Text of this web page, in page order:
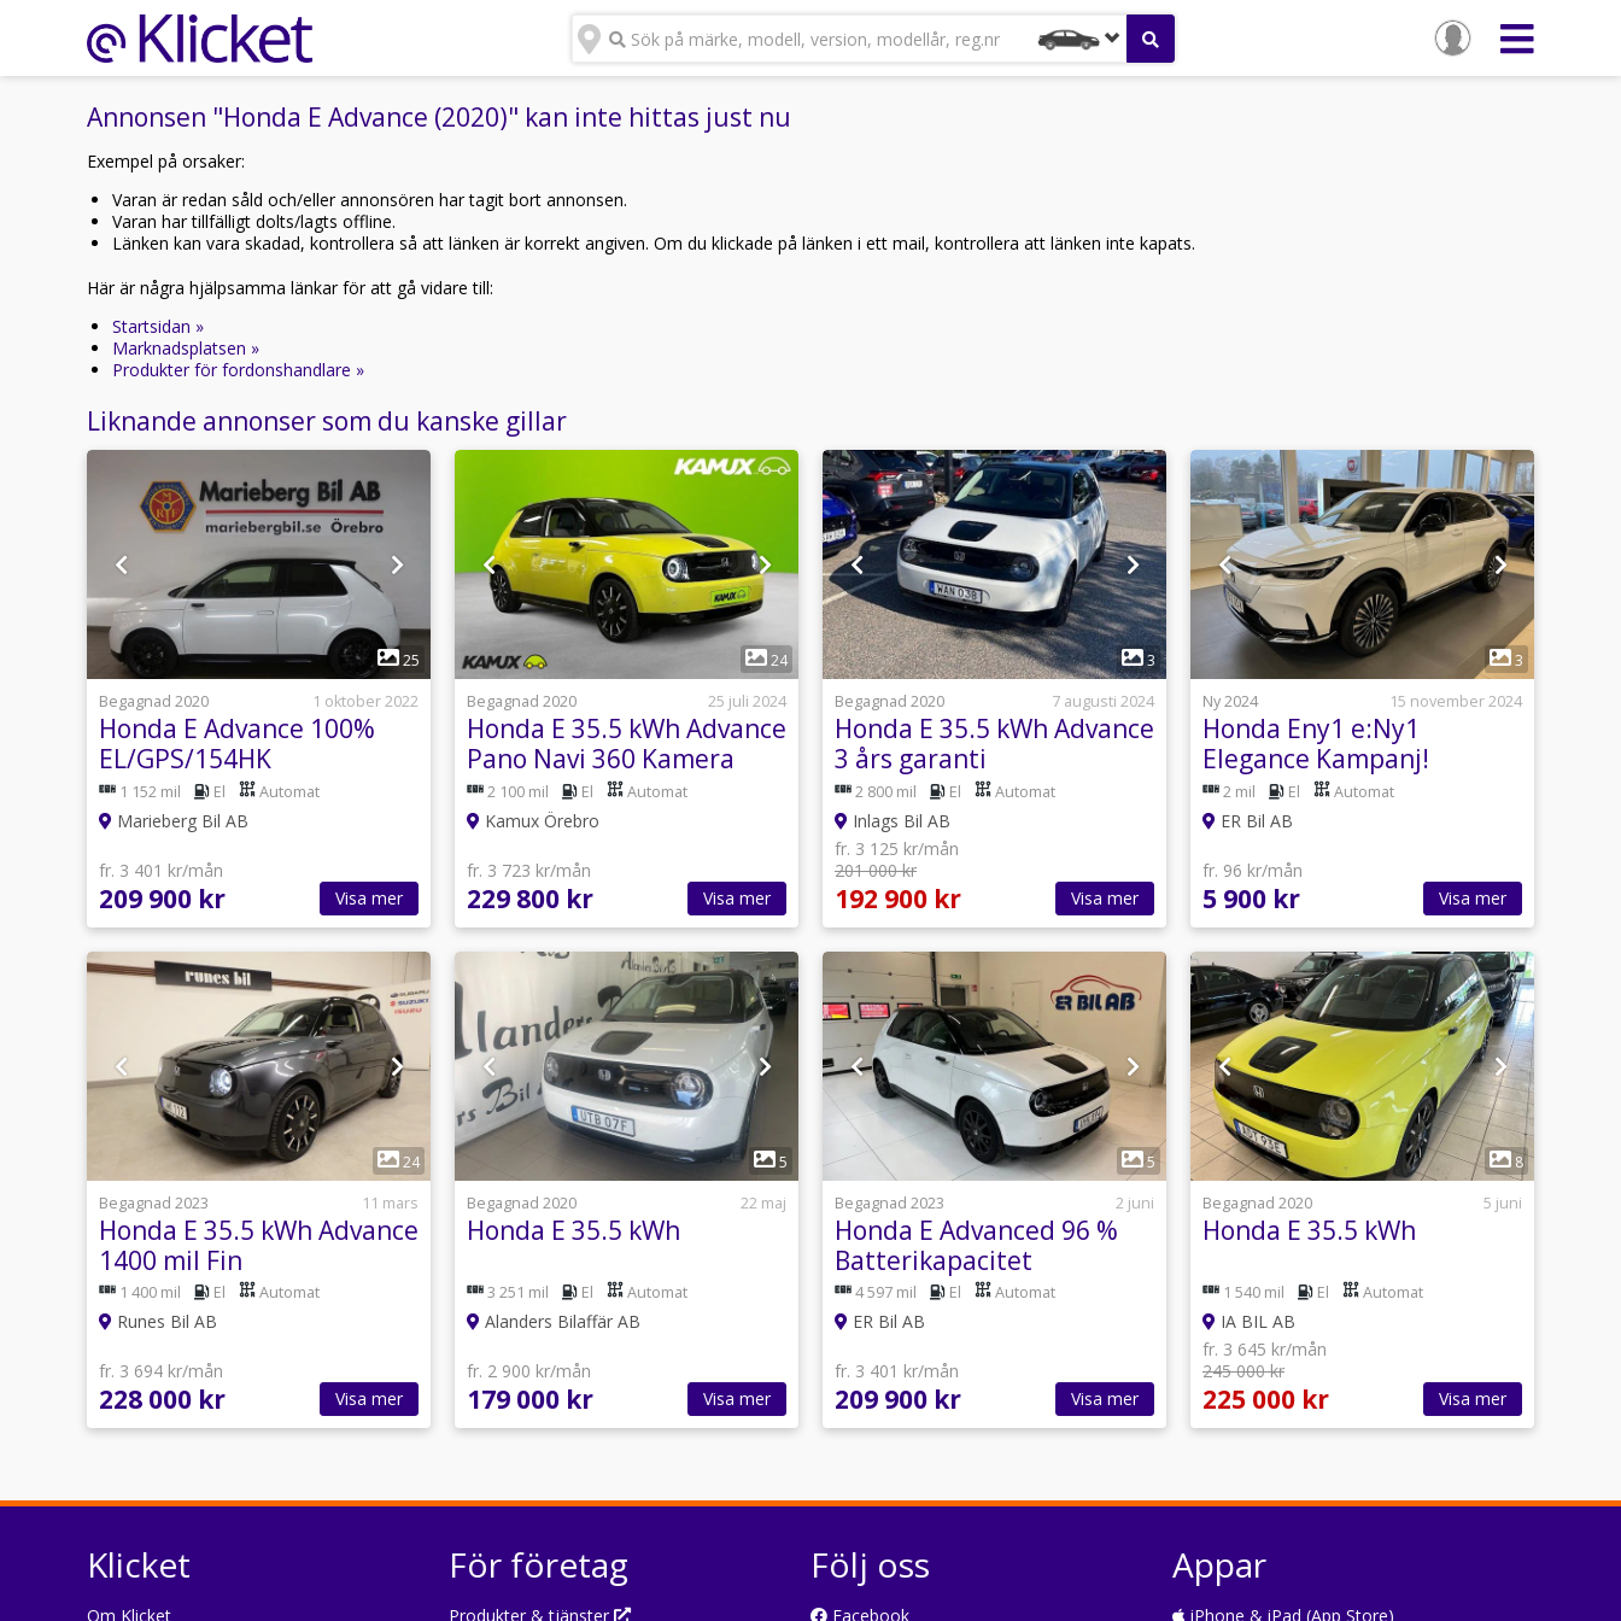
Sök på märke, modell, version, modellår, reg.nr
Annonsen "Honda E Advance (2020)" kan inte hittas just nu
Exempel på orsaker:
Varan är redan såld och/eller annonsören har tagit bort annonsen.
Varan har tillfälligt dolts/lagts offline.
Länken kan vara skadad, kontrollera så att länken är korrekt angiven. Om du klickade på länken i ett mail, kontrollera att länken inte kapats.
Här är några hjälpsamma länkar för att gå vidare till:
Startsidan »
Marknadsplatsen »
Produkter för fordonshandlare »
Liknande annonser som du kanske gillar
1
25
Begagnad 2020
1 oktober 2022
Honda E Advance 100%
EL/GPS/154HK
1 152 mil El Automat
Marieberg Bil AB
fr. 3 401 kr/mån
209 900 kr Visa mer
1
24
Begagnad 2020
25 juli 2024
Honda E 35.5 kWh Advance
Pano Navi 360 Kamera
154hk
2 100 mil El Automat
Kamux Örebro
fr. 3 723 kr/mån
229 800 kr Visa mer
1
3
Begagnad 2020
7 augusti 2024
Honda E 35.5 kWh Advance
3 års garanti
2 800 mil El Automat
Inlags Bil AB
fr. 3 125 kr/mån
201 000 kr
192 900 kr Visa mer
3
Ny 2024
15 november 2024
Honda Eny1 e:Ny1
Elegance Kampanj!
2 mil El Automat
ER Bil AB
fr. 96 kr/mån
5 900 kr Visa mer
24
Begagnad 2023
11 mars
Honda E 35.5 kWh Advance
1400 mil Fin
1 400 mil El Automat
Runes Bil AB
fr. 3 694 kr/mån
228 000 kr Visa mer
1
5
Begagnad 2020
22 maj
Honda E 35.5 kWh
3 251 mil El Automat
Alanders Bilaffär AB
fr. 2 900 kr/mån
179 000 kr Visa mer
1
5
Begagnad 2023
2 juni
Honda E Advanced 96 %
Batterikapacitet
4 597 mil El Automat
ER Bil AB
fr. 3 401 kr/mån
209 900 kr Visa mer
1
8
Begagnad 2020
5 juni
Honda E 35.5 kWh
1 540 mil El Automat
IA BIL AB
fr. 3 645 kr/mån
245 000 kr
225 000 kr Visa mer
Klicket
Om Klicket
För företag
Produkter & tjänster
Följ oss
Facebook
Appar
iPhone & iPad (App Store)